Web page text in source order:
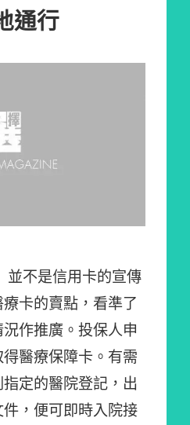
通行
並不是信用卡的宣傳
卡的賣點，看準了
作推廣。投保人申
醫療保障卡。有需
定的醫院登記，出
，便可即時入院接